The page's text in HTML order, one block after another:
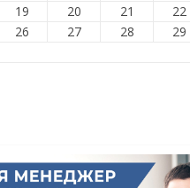
19 20 21 22
26 27 28 29